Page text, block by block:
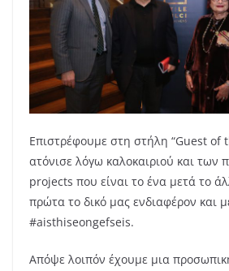
Επιστρέφουμε στη στήλη “Guest of
ατόνισε λόγω καλοκαιριού και των
projects που είναι το ένα μετά το
πρώτα το δικό μας ενδιαφέρον και
#aisthiseongefseis.
Απόψε λοιπόν έχουμε μια